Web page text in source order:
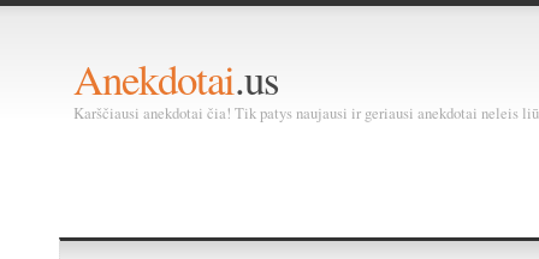
Anekdotai.us
Karščiausi anekdotai čia! Tik patys naujausi ir geriausi anekdotai neleis